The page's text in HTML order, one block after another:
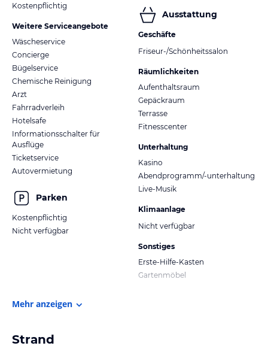
Kostenpflichtig
Weitere Serviceangebote
Wäscheservice
Concierge
Bügelservice
Chemische Reinigung
Arzt
Fahrradverleih
Hotelsafe
Informationsschalter für
Ausflüge
Ticketservice
Autovermietung
Parken
Kostenpflichtig
Nicht verfügbar
Ausstattung
Geschäfte
Friseur-/Schönheitssalon
Räumlichkeiten
Aufenthaltsraum
Gepäckraum
Terrasse
Fitnesscenter
Unterhaltung
Kasino
Abendprogramm/-unterhaltung
Live-Musik
Klimaanlage
Nicht verfügbar
Sonstiges
Erste-Hilfe-Kasten
Gartenmöbel
Mehr anzeigen
Strand